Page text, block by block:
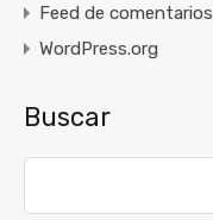
Feed de comentarios
WordPress.org
Buscar